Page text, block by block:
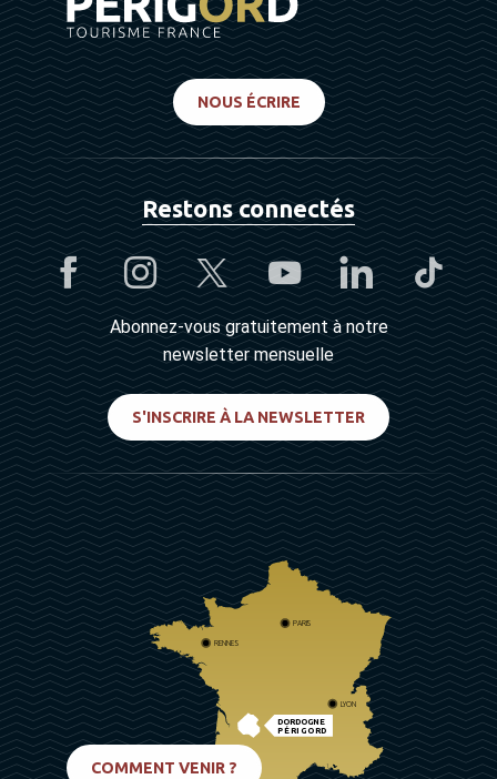
NOUS ÉCRIRE
Restons connectés
Abonnez-vous gratuitement à notre
newsletter mensuelle
S'INSCRIRE À LA NEWSLETTER
DORDOGNE
PÉRIGORD
PARIS
RENNES
LYON
COMMENT VENIR ?